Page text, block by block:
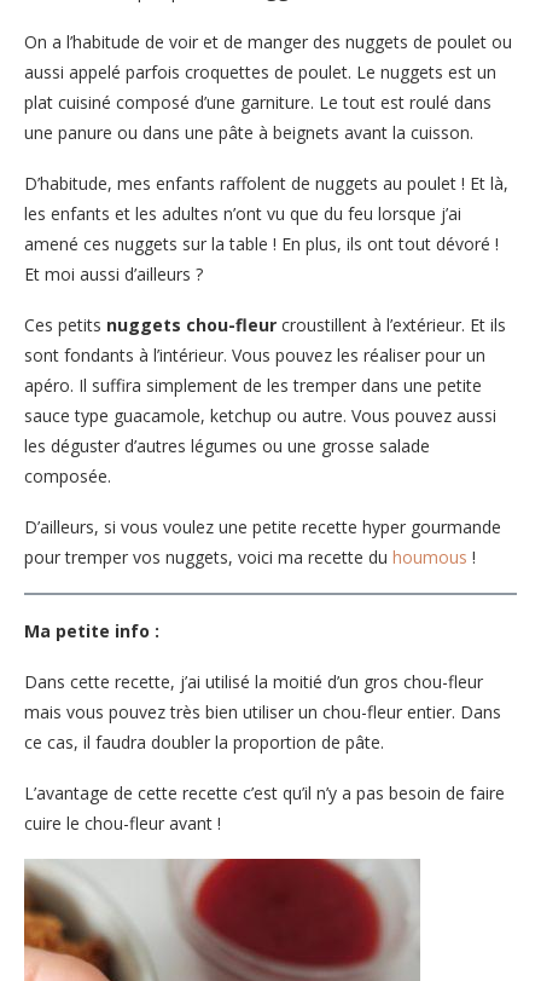
On a l’habitude de voir et de manger des nuggets de poulet ou
aussi appelé parfois croquettes de poulet. Le nuggets est un
plat cuisiné composé d’une garniture. Le tout est roulé dans
une panure ou dans une pâte à beignets avant la cuisson.
D’habitude, mes enfants raffolent de nuggets au poulet ! Et là,
les enfants et les adultes n’ont vu que du feu lorsque j’ai
amené ces nuggets sur la table ! En plus, ils ont tout dévoré !
Et moi aussi d’ailleurs ?
Ces petits nuggets chou-fleur croustillent à l’extérieur. Et ils
sont fondants à l’intérieur. Vous pouvez les réaliser pour un
apéro. Il suffira simplement de les tremper dans une petite
sauce type guacamole, ketchup ou autre. Vous pouvez aussi
les déguster d’autres légumes ou une grosse salade
composée.
D’ailleurs, si vous voulez une petite recette hyper gourmande
pour tremper vos nuggets, voici ma recette du houmous !
Ma petite info :
Dans cette recette, j’ai utilisé la moitié d’un gros chou-fleur
mais vous pouvez très bien utiliser un chou-fleur entier. Dans
ce cas, il faudra doubler la proportion de pâte.
L’avantage de cette recette c’est qu’il n’y a pas besoin de faire
cuire le chou-fleur avant !